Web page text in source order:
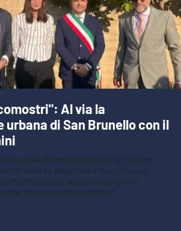
Al via la
urbana di San Brunello con il
e della Ricerca ha visitato la città per
delle ex palazzine Ardis e il nuovo
Mediterranea, segnando un passo
tra università e territorio